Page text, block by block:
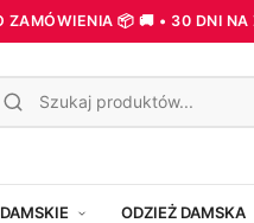
📦 🚚 • 30 DNI
ODZIEŻ DAMSKA